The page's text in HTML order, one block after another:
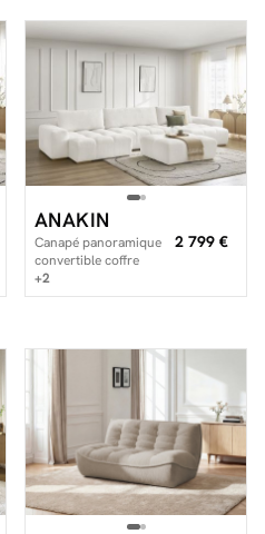
ANAKIN
Canapé panoramique
convertible coffre
ANAKIN tissu texturé
avec pouf
2 799 €
+2